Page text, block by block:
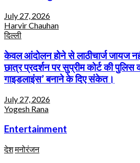
July 27, 2026
Harvir Chauhan
दिल्ली
केवल आंदोलन होने से लाठीचार्ज जायज
छात्र प्रदर्शन पर सुप्रीम कोर्ट की पुलिस
गाइडलाइंस’ बनाने के दिए संकेत।
July 27, 2026
Yogesh Rana
Entertainment
देशमनोरंजन